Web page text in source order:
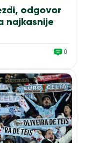
odgovor
najkasnije
0